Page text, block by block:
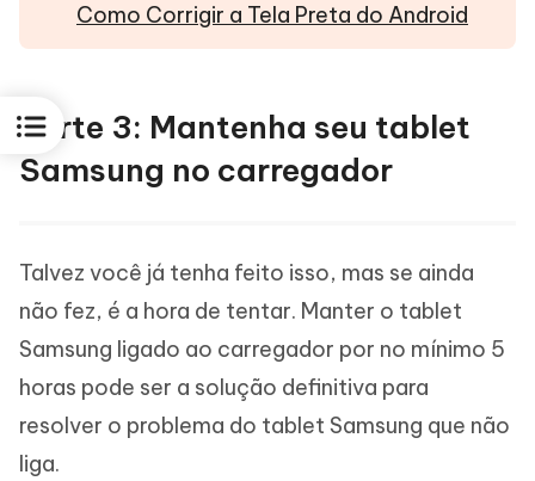
Como Corrigir a Tela Preta do Android
Parte 3: Mantenha seu tablet
Samsung no carregador
Talvez você já tenha feito isso, mas se ainda
não fez, é a hora de tentar. Manter o tablet
Samsung ligado ao carregador por no mínimo 5
horas pode ser a solução definitiva para
resolver o problema do tablet Samsung que não
liga.